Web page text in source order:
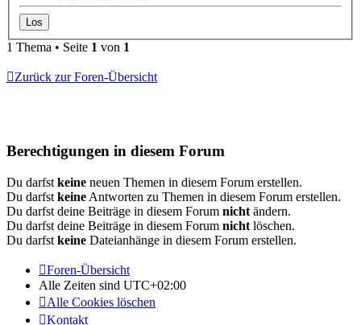
1 Thema • Seite 1 von 1
Zurück zur Foren-Übersicht
Berechtigungen in diesem Forum
Du darfst keine neuen Themen in diesem Forum erstellen.
Du darfst keine Antworten zu Themen in diesem Forum erstellen.
Du darfst deine Beiträge in diesem Forum nicht ändern.
Du darfst deine Beiträge in diesem Forum nicht löschen.
Du darfst keine Dateianhänge in diesem Forum erstellen.
Foren-Übersicht
Alle Zeiten sind UTC+02:00
Alle Cookies löschen
Kontakt